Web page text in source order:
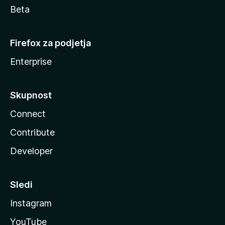
Beta
Firefox za podjetja
Enterprise
Skupnost
Connect
Contribute
Developer
Sledi
Instagram
YouTube